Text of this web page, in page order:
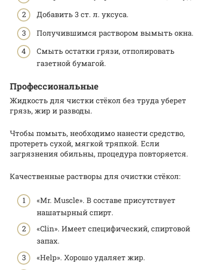
Добавить 3 ст. л. уксуса.
Получившимся раствором вымыть окна.
Смыть остатки грязи, отполировать
газетной бумагой.
Профессиональные
Жидкость для чистки стёкол без труда уберет
грязь, жир и разводы.
Чтобы помыть, необходимо нанести средство,
протереть сухой, мягкой тряпкой. Если
загрязнения обильны, процедура повторяется.
Качественные растворы для очистки стёкол:
«Mr. Muscle». В составе присутствует
нашатырный спирт.
«Clin». Имеет специфический, спиртовой
запах.
«Help». Хорошо удаляет жир.